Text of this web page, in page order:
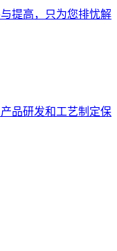
提高，只为您排忧解
品研发和工艺制定保